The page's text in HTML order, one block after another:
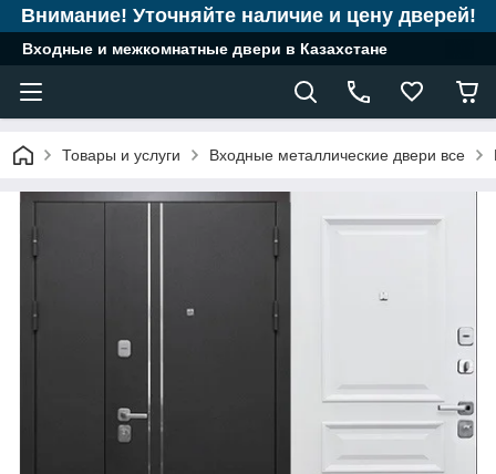
Внимание! Уточняйте наличие и цену дверей!
Входные и межкомнатные двери в Казахстане
Товары и услуги Входные металлические двери все